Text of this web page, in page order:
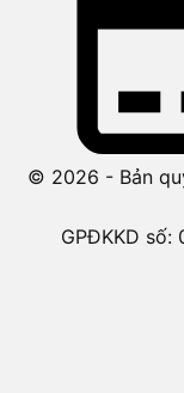
© 2026 - Bản
GPĐKKD số: